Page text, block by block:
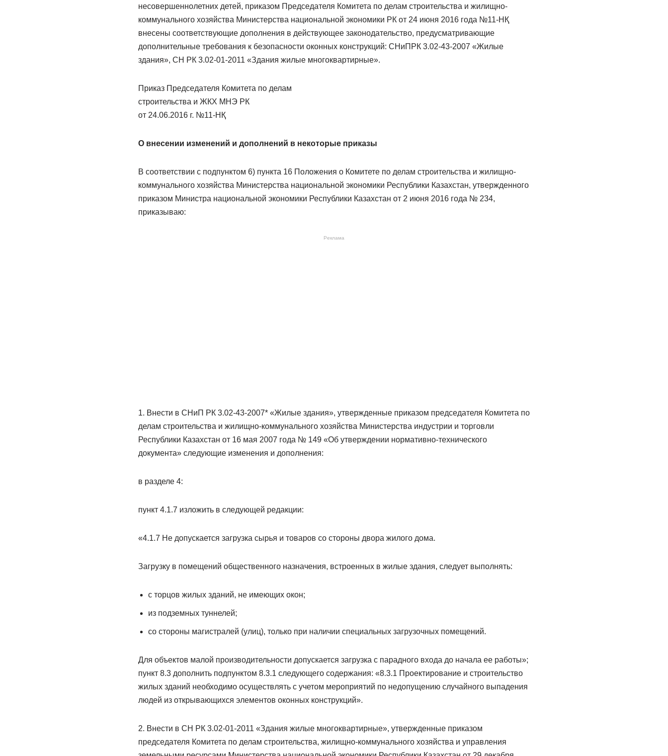
несовершеннолетних детей, приказом Председателя Комитета по делам строительства и жилищно-
коммунального хозяйства Министерства национальной экономики РК от 24 июня 2016 года №11-НҚ
внесены соответствующие дополнения в действующее законодательство, предусматривающие
дополнительные требования к безопасности оконных конструкций: СНиПРК 3.02-43-2007 «Жилые
здания», СН РК 3.02-01-2011 «Здания жилые многоквартирные».
Приказ Председателя Комитета по делам
строительства и ЖКХ МНЭ РК
от 24.06.2016 г. №11-НҚ
О внесении изменений и дополнений в некоторые приказы
В соответствии с подпунктом 6) пункта 16 Положения о Комитете по делам строительства и жилищно-
коммунального хозяйства Министерства национальной экономики Республики Казахстан, утвержденного
приказом Министра национальной экономики Республики Казахстан от 2 июня 2016 года № 234,
приказываю:
Реклама
1. Внести в СНиП РК 3.02-43-2007* «Жилые здания», утвержденные приказом председателя Комитета по
делам строительства и жилищно-коммунального хозяйства Министерства индустрии и торговли
Республики Казахстан от 16 мая 2007 года № 149 «Об утверждении нормативно-технического
документа» следующие изменения и дополнения:
в разделе 4:
пункт 4.1.7 изложить в следующей редакции:
«4.1.7 Не допускается загрузка сырья и товаров со стороны двора жилого дома.
Загрузку в помещений общественного назначения, встроенных в жилые здания, следует выполнять:
с торцов жилых зданий, не имеющих окон;
из подземных туннелей;
со стороны магистралей (улиц), только при наличии специальных загрузочных помещений.
Для объектов малой производительности допускается загрузка с парадного входа до начала ее работы»;
пункт 8.3 дополнить подпунктом 8.3.1 следующего содержания: «8.3.1 Проектирование и строительство
жилых зданий необходимо осуществлять с учетом мероприятий по недопущению случайного выпадения
людей из открывающихся элементов оконных конструкций».
2. Внести в СН РК 3.02-01-2011 «Здания жилые многоквартирные», утвержденные приказом
председателя Комитета по делам строительства, жилищно-коммунального хозяйства и управления